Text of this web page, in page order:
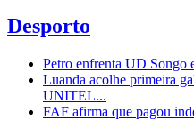
Desporto
Petro enfrenta UD Songo
Luanda acolhe primeira
UNITEL...
FAF afirma que pagou